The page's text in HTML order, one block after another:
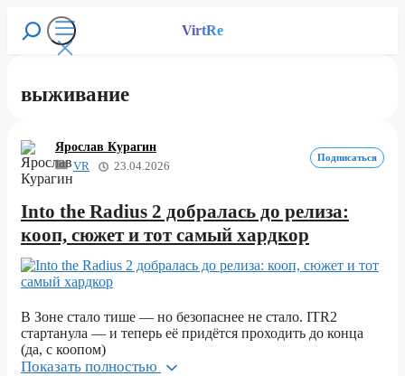
Перейти
содержимому
VirtRe
Меню
Поиск
выживание
Ярослав Курагин
VR
23.04.2026
Подписаться
Into the Radius 2 добралась до релиза:
кооп, сюжет и тот самый хардкор
В Зоне стало тише — но безопаснее не стало. ITR2
стартанула — и теперь её придётся проходить до конца
(да, с коопом)
Показать полностью